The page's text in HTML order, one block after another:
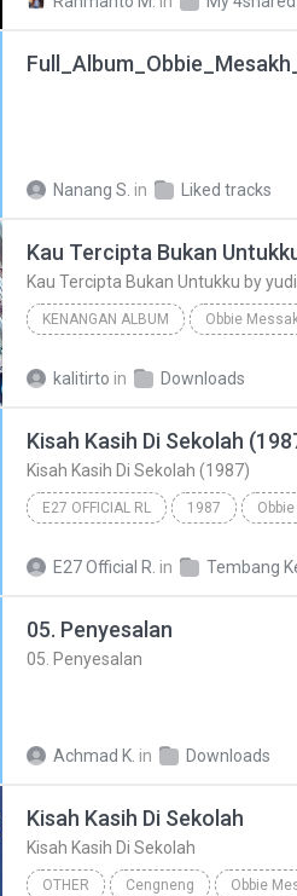
Nanang S. in Liked tracks
Kau Tercipta Bukan
Kau Tercipta Bukan Untukku by
KENANGAN ALBUM Obbie
kalitirto in Downloads
Kisah Kasih Di Sekolah
Kisah Kasih Di Sekolah (1987)
E27 OFFICIAL RL 1987
E27 Official R. in
05. Penyesalan
05. Penyesalan
Achmad K. in Downloads
Kisah Kasih Di Sekolah
Kisah Kasih Di Sekolah
OTHER Cengneng Obbie